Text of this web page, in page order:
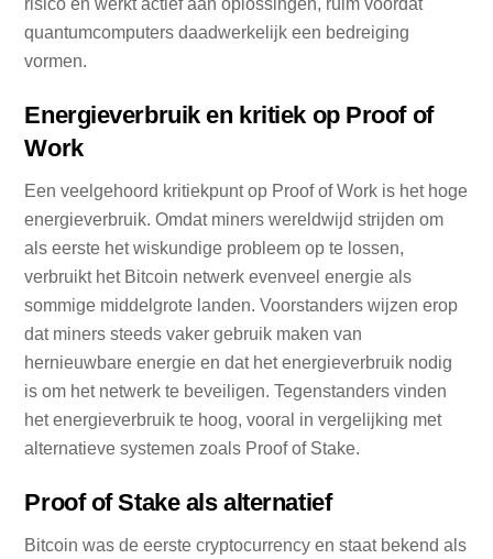
risico en werkt actief aan oplossingen, ruim voordat
quantumcomputers daadwerkelijk een bedreiging
vormen.
Energieverbruik en kritiek op Proof of
Work
Een veelgehoord kritiekpunt op Proof of Work is het hoge
energieverbruik. Omdat miners wereldwijd strijden om
als eerste het wiskundige probleem op te lossen,
verbruikt het Bitcoin netwerk evenveel energie als
sommige middelgrote landen. Voorstanders wijzen erop
dat miners steeds vaker gebruik maken van
hernieuwbare energie en dat het energieverbruik nodig
is om het netwerk te beveiligen. Tegenstanders vinden
het energieverbruik te hoog, vooral in vergelijking met
alternatieve systemen zoals Proof of Stake.
Proof of Stake als alternatief
Bitcoin was de eerste cryptocurrency en staat bekend als